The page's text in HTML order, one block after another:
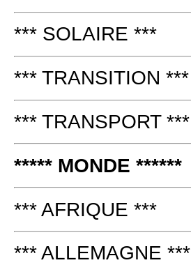
*** SOLAIRE ***
*** TRANSITION ***
*** TRANSPORT ***
***** MONDE ******
*** AFRIQUE ***
*** ALLEMAGNE ***